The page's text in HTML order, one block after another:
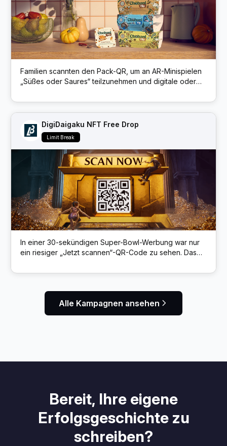
Familien scannten den Pack-QR, um an AR-Minispielen
„Süßes oder Saures“ teilzunehmen und digitale oder
DigiDaigaku NFT Free Drop
Limit Break
In einer 30-sekündigen Super-Bowl-Werbung war nur
ein riesiger „Jetzt scannen“-QR-Code zu sehen. Das
kostenlosen NFTs für ein neues Web3-Spiel.
Alle Kampagnen ansehen
Bereit, Ihre eigene
Erfolgsgeschichte zu
schreiben?